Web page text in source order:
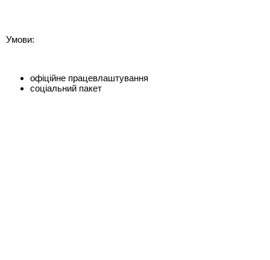
Умови:
офіційне працевлаштування
соціальний пакет